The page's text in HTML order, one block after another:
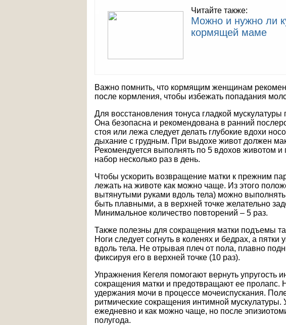
Читайте также:
Можно и нужно ли
кормящей маме
Важно помнить, что кормящим женщинам
после кормления, чтобы избежать попадания
Для восстановления тонуса гладкой мускулатуры
Она безопасна и рекомендована в ранний
стоя или лежа следует делать глубокие вдохи
дыхание с грудным. При выдохе живот должен
Рекомендуется выполнять по 5 вдохов животом и
набор несколько раз в день.
Чтобы ускорить возвращение матки к прежним
лежать на животе как можно чаще. Из этого
вытянутыми руками вдоль тела) можно
быть плавными, а в верхней точке желательно
Минимальное количество повторений – 5 раз.
Также полезны для сокращения матки подъемы
Ноги следует согнуть в коленях и бедрах, а пятки
вдоль тела. Не отрывая плеч от пола, плавно
фиксируя его в верхней точке (10 раз).
Упражнения Кегеля помогают вернуть
сокращения матки и предотвращают ее пролапс.
удержания мочи в процессе мочеиспускания.
ритмические сокращения интимной
ежедневно и как можно чаще, но после
полугода.